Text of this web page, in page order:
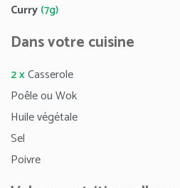
Curry(7g)
Dans votre cuisine
2 xCasserole
Poêle ou Wok
Huile végétale
Sel
Poivre